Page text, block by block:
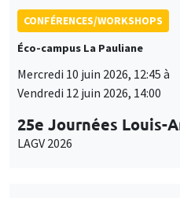
CONFÉRENCES/WORKSHOPS
Éco-campus La Pauliane
Mercredi 10 juin 2026, 12:45 à
Vendredi 12 juin 2026, 14:00
25e Journées Louis-
LAGV 2026